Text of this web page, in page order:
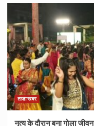
ताज़ा खबर
नृत्य के दौरान बना गोला जीवन